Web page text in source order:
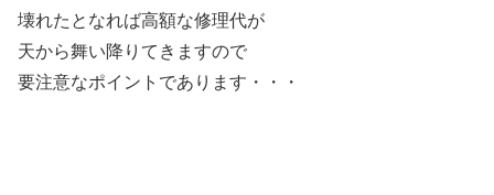
壊れたとなれば高額な修理代が
天から舞い降りてきますので
要注意なポイントであります・・・